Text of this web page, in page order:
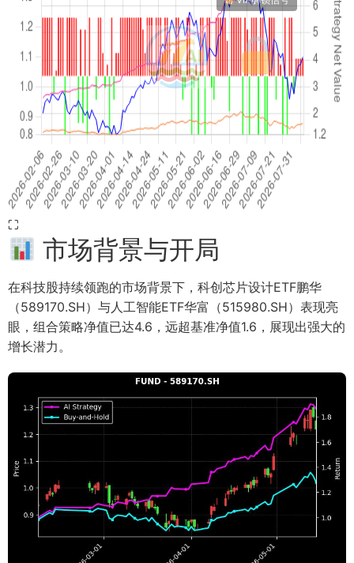
⛶
市场背景与开局
在科技股持续领跑的市场背景下，科创芯片设计ETF鹏华
（589170.SH）与人工智能ETF华富（515980.SH）表现亮
眼，组合策略净值已达4.6，远超基准净值1.6，展现出强大的
增长潜力。